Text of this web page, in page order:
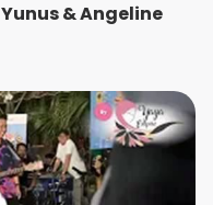
Yunus & Angeline